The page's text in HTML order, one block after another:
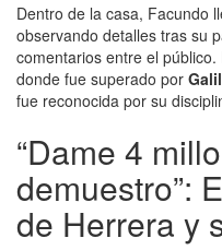
Dentro de la casa, Facundo
observando detalles tras su
comentarios entre el
donde fue superado por
fue reconocida por su
“Dame 4
demuestro”:
de Herrera y